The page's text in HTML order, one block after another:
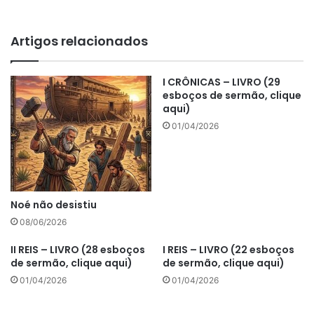
Artigos relacionados
Noé não desistiu
08/06/2026
I CRÔNICAS – LIVRO (29
esboços de sermão, clique
aqui)
01/04/2026
II REIS – LIVRO (28 esboços
de sermão, clique aqui)
01/04/2026
I REIS – LIVRO (22 esboços
de sermão, clique aqui)
01/04/2026